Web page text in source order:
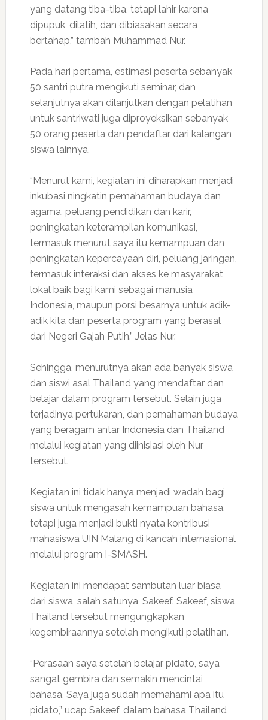
yang datang tiba-tiba, tetapi lahir karena
dipupuk, dilatih, dan dibiasakan secara
bertahap,” tambah Muhammad Nur.
Pada hari pertama, estimasi peserta sebanyak
50 santri putra mengikuti seminar, dan
selanjutnya akan dilanjutkan dengan pelatihan
untuk santriwati juga diproyeksikan sebanyak
50 orang peserta dan pendaftar dari kalangan
siswa lainnya.
“Menurut kami, kegiatan ini diharapkan menjadi
inkubasi ningkatin pemahaman budaya dan
agama, peluang pendidikan dan karir,
peningkatan keterampilan komunikasi,
termasuk menurut saya itu kemampuan dan
peningkatan kepercayaan diri, peluang jaringan,
termasuk interaksi dan akses ke masyarakat
lokal baik bagi kami sebagai manusia
Indonesia, maupun porsi besarnya untuk adik-
adik kita dan peserta program yang berasal
dari Negeri Gajah Putih.” Jelas Nur.
Sehingga, menurutnya akan ada banyak siswa
dan siswi asal Thailand yang mendaftar dan
belajar dalam program tersebut. Selain juga
terjadinya pertukaran, dan pemahaman budaya
yang beragam antar Indonesia dan Thailand
melalui kegiatan yang diinisiasi oleh Nur
tersebut.
Kegiatan ini tidak hanya menjadi wadah bagi
siswa untuk mengasah kemampuan bahasa,
tetapi juga menjadi bukti nyata kontribusi
mahasiswa UIN Malang di kancah internasional
melalui program I-SMASH.
Kegiatan ini mendapat sambutan luar biasa
dari siswa, salah satunya, Sakeef. Sakeef, siswa
Thailand tersebut mengungkapkan
kegembiraannya setelah mengikuti pelatihan.
“Perasaan saya setelah belajar pidato, saya
sangat gembira dan semakin mencintai
bahasa. Saya juga sudah memahami apa itu
pidato,” ucap Sakeef, dalam bahasa Thailand